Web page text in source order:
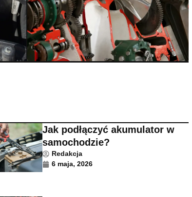
Jak podłączyć akumulator w
samochodzie?
Redakcja
6 maja, 2026